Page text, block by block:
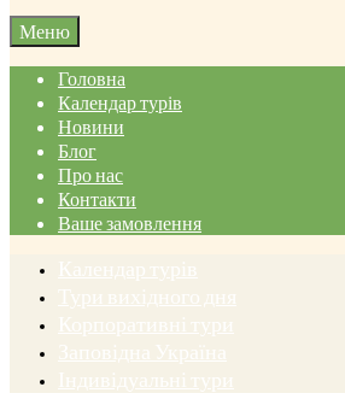
Меню
Головна
Календар турів
Новини
Блог
Про нас
Контакти
Ваше замовлення
Календар турів
Тури вихідного дня
Корпоративні тури
Заповідна Україна
Індивідуальні тури